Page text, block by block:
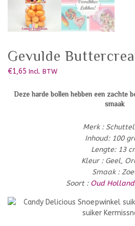
Gevulde
€1,65 Incl. BTW
Deze harde bollen hebben een zachte
smaak
Merk :
Inhoud: 100
Lengte: 13
Kleur : Geel,
Smaak :
Soort : Oud